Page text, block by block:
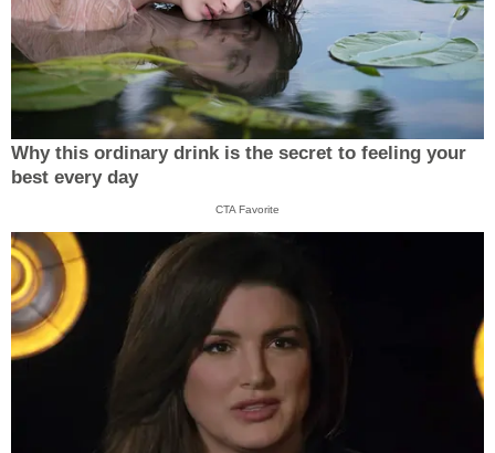
Why this ordinary drink is the secret to feeling your
best every day
CTA Favorite